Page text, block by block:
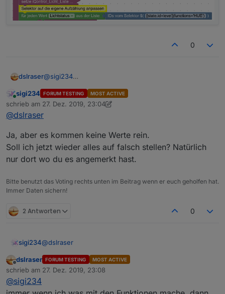
0
dslraser@sigi234
das sind die Namen die dann auch für die Ansagen
und Listen usw. verwendet werden...
Deine Name...
Online
sigi234 FORUM TESTING MOST ACTIVE
schrieb am 27. Dez. 2019, 23:04
zuletzt editiert von sigi234
@dslraser
Ja, aber es kommen keine Werte rein.
Soll ich jetzt wieder alles auf falsch stellen? Natürlich
nur dort wo du es angemerkt hast.
Bitte benutzt das Voting rechts unten im Beitrag wenn er euch geholfen hat.
Immer Daten sichern!
2 Antworten 0
sigi234@dslraser
Ja, aber es kommen keine Werte rein.
Soll ich jetzt wieder alles auf falsch stellen? Natürlich
Offline
dslraser FORUM TESTING MOST ACTIVE
schrieb am 27. Dez. 2019, 23:08
zuletzt editiert von
@sigi234